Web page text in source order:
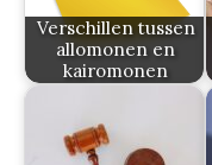
Verschillen tussen
allomonen en
kairomonen